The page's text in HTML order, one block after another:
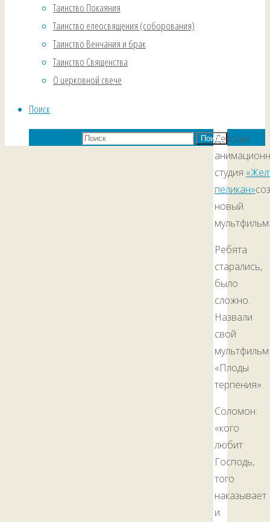
Таинство Покаяния
Таинство елеосвящения (соборования)
Таинство Венчания и брак
Таинство Священства
О церковной свече
Поиск
ПоискДетская
студия
пеликан»
новый
мультфильм.
Ребята
старались,
было
сложно.
Назвали
свой
мультфильм
«Плоды
терпения».
Соломон:
«кого
любит
Господь,
того
наказывает
и